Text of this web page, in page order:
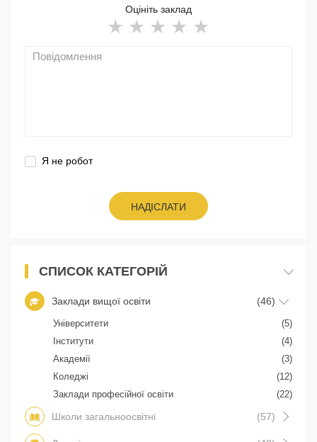
Оцініть заклад
Я не робот
НАДІСЛАТИ
СПИСОК КАТЕГОРІЙ
Заклади вищої освіти (46)
Університети
(5)
Інститути
(4)
Академії
(3)
Коледжі
(12)
Заклади професійної освіти
(22)
Школи загальноосвітні (57)